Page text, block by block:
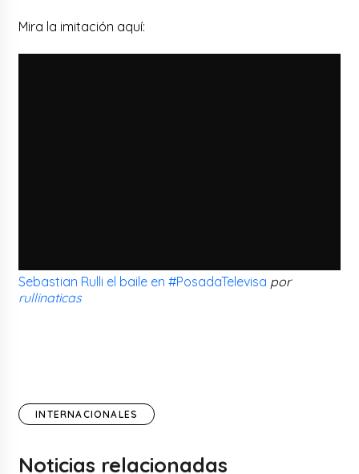
Mira la imitación aquí:
Sebastian Rulli el baile en #PosadaTelevisa por
rullinaticas
INTERNACIONALES
Noticias relacionadas